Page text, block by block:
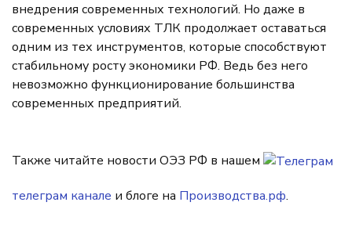
внедрения современных технологий. Но даже в
современных условиях ТЛК продолжает оставаться
одним из тех инструментов, которые способствуют
стабильному росту экономики РФ. Ведь без него
невозможно функционирование большинства
современных предприятий.
Также читайте новости ОЭЗ РФ в нашем
телеграм канале и блоге на Производства.рф.